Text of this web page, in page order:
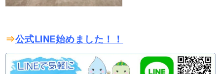
⇒公式LINE始めました！！